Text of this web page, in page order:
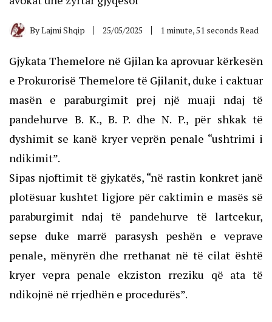
ByLajmi Shqip 25/05/2025 1 minute, 51 seconds Read
Gjykata Themelore në Gjilan ka aprovuar kërkesën
e Prokurorisë Themelore të Gjilanit, duke i caktuar
masën e paraburgimit prej një muaji ndaj të
pandehurve B. K., B. P. dhe N. P., për shkak të
dyshimit se kanë kryer veprën penale “ushtrimi i
ndikimit”.
Sipas njoftimit të gjykatës, “në rastin konkret janë
plotësuar kushtet ligjore për caktimin e masës së
paraburgimit ndaj të pandehurve të lartcekur,
sepse duke marrë parasysh peshën e veprave
penale, mënyrën dhe rrethanat në të cilat është
kryer vepra penale ekziston rreziku që ata të
ndikojnë në rrjedhën e procedurës”.